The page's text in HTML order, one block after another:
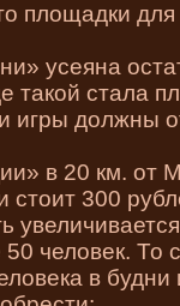
площадки
усеяна
такой стала
игры должны
в 20 км. от
300
человек. То
в